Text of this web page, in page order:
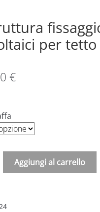
per tetto
€
Aggiungi al carrello